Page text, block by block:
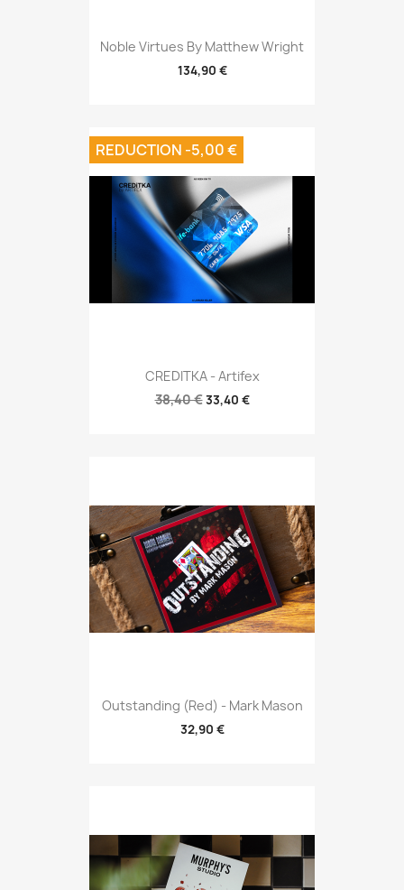
Noble Virtues By Matthew Wright
134,90 €
CREDITKA - Artifex
38,40 €33,40 €
REDUCTION -5,00 €
Outstanding (Red) - Mark Mason
32,90 €